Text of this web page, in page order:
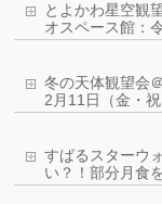
とよかわ星空観
オスペース館：
冬の天体観望会
2月11日（金・祝
すばるスターウ
い？！部分月食